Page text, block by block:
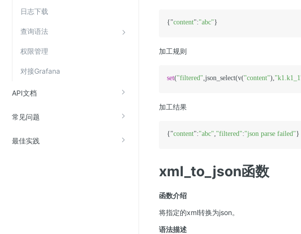
日志下载
查询语法
权限管理
对接Grafana
API文档
常见问题
最佳实践
{"content":"abc"
加工规则
set("filtered",json_select(v("content"),
加工结果
{"content":"abc","filtered":"json parse failed"
xml_to_json函数
函数介绍
将指定的xml转换为json。
语法描述